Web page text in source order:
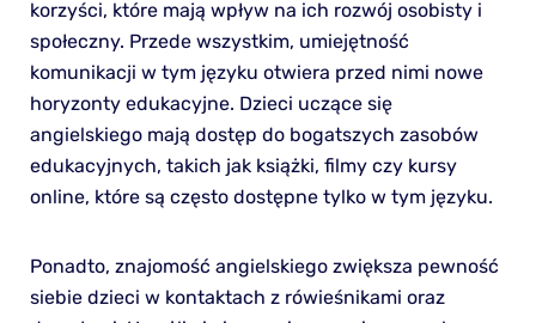
korzyści, które mają wpływ na ich rozwój osobisty i
społeczny. Przede wszystkim, umiejętność
komunikacji w tym języku otwiera przed nimi nowe
horyzonty edukacyjne. Dzieci uczące się
angielskiego mają dostęp do bogatszych zasobów
edukacyjnych, takich jak książki, filmy czy kursy
online, które są często dostępne tylko w tym języku.
Ponadto, znajomość angielskiego zwiększa pewność
siebie dzieci w kontaktach z rówieśnikami oraz